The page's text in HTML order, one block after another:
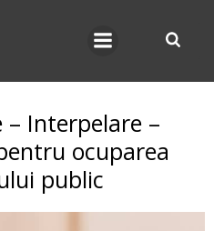
– Interpelare –
ocuparea
public